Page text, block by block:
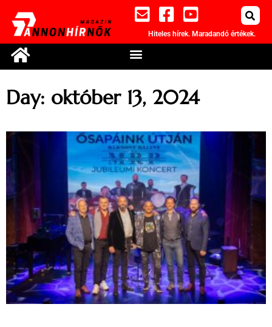
Hiteles hírek. Maradandó értékek.
Day: október 13, 2024